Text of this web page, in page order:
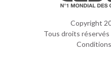
Copyright
Tous droits réservés
Régies publicitaires
LES